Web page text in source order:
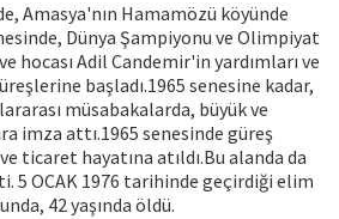
Amasya'nın Hamamözü köyünde
Dünya Şampiyonu ve Olimpiyat
hocası Adil Candemir'in yardımları ve
başladı.1965 senesine kadar,
müsabakalarda, büyük ve
imza attı.1965 senesinde güreş
ticaret hayatına atıldı.Bu alanda da
5 OCAK 1976 tarihinde geçirdiği elim
42 yaşında öldü.